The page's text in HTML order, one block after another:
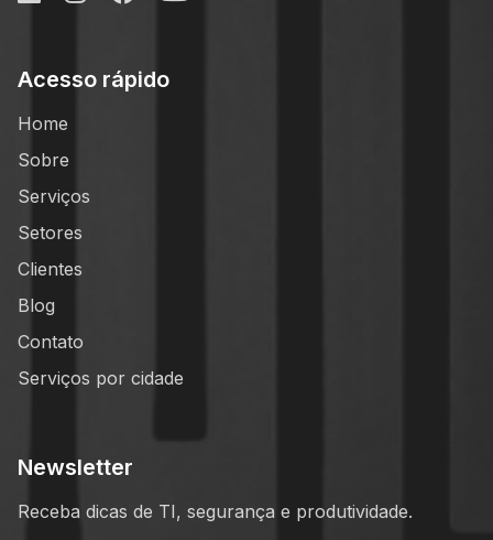
Acesso rápido
Home
Sobre
Serviços
Setores
Clientes
Blog
Contato
Serviços por cidade
Newsletter
Receba dicas de TI, segurança e produtividade.